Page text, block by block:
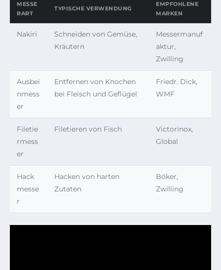
MESSE
RART
TYPISCHE VERWENDUNG
EMPFOHLENE
MARKEN
Nakiri
Schneiden von Gemüse,
Kräutern
Messermanuf
aktur,
Zwilling
Ausbei
nmess
er
Entfernen von Knochen
bei Fleisch und Geflügel
Friedr. Dick,
WMF
Filetie
rmess
er
Filetieren von Fisch
Victorinox,
Global
Hack
messe
r
Hacken von harten
Zutaten
Böker,
Zwilling